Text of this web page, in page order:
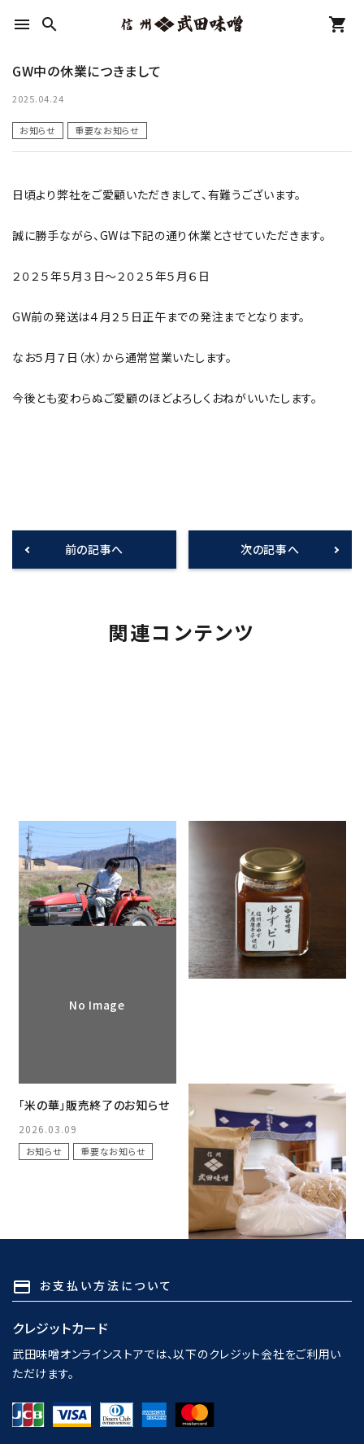
menu search shopping_cart
カテゴリーから探す
GW中の休業につきまして
2025.04.24
お知らせ 重要なお知らせ
日頃より弊社をご愛顧いただきまして、有難うございます。
誠に勝手ながら、GWは下記の通り休業とさせていただきます。
２０２５年５月３日～２０２５年５月６日
GW前の発送は４月２５日正午までの発注までとなります。
なお５月７日（水）から通常営業いたします。
今後とも変わらぬご愛顧のほどよろしくおねがいいたします。
前の記事へ 次の記事へ
関連コンテンツ
より高品質な味噌を目指して
2026.04.09
お知らせ 重要なお知らせ
2026.03.16
重要なお知らせ
No Image
「米の華」販売終了のお知らせ
2026.03.09
お知らせ 重要なお知らせ
仕込体験を本年も実施いたし
ます
2026.02.17
お知らせ 重要なお知らせ
payment お支払い方法について
クレジットカード
武田味噌オンラインストアでは、以下のクレジット会社をご利用い
ただけます。